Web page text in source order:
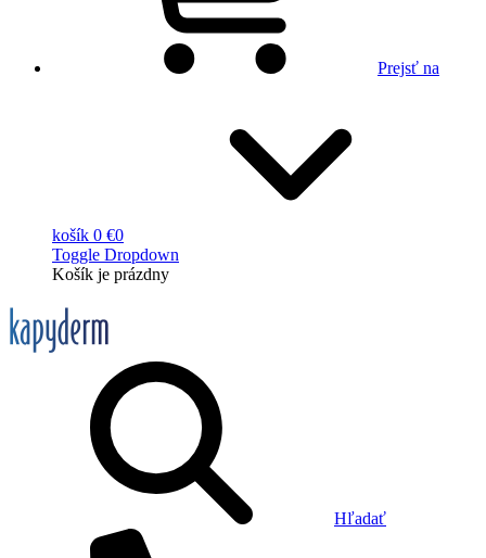
Prejsť na
košík 0 €0
Toggle Dropdown
Košík je prázdny
Hľadať